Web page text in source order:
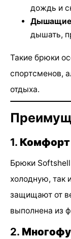
дождь и
Дышащие
дышать,
Такие брюки
спортсменов,
отдыха.
1. Комфорт
Брюки Softshell
холодную, так
защищают от
выполнена из
2.